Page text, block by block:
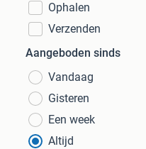
Ophalen
Verzenden
Aangeboden sinds
Vandaag
Gisteren
Een week
Altijd